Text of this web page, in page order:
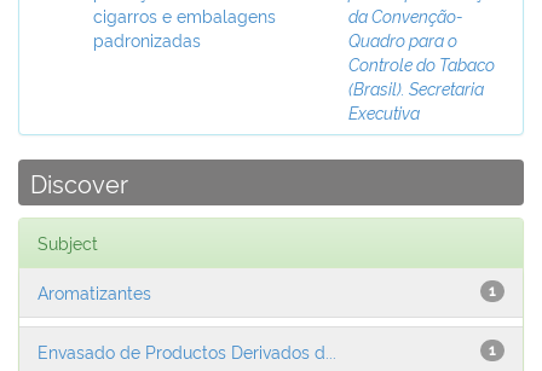
cigarros e embalagens
padronizadas
da Convenção-
Quadro para o
Controle do Tabaco
(Brasil). Secretaria
Executiva
Discover
Subject
1
Aromatizantes
1
Envasado de Productos Derivados d...